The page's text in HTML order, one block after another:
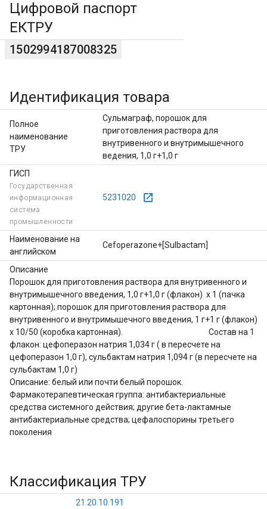
Цифровой паспорт
ЕКТРУ
1502994187008325
Идентификация товара
Полное
наименование
ТРУ
Сульмаграф, порошок для
приготовления раствора для
внутривенного и внутримышечного
ведения, 1,0 г+1,0 г
ГИСП
Государственная
информационная
система
промышленности
5231020
Наименование на
английском
Cefoperazone+[Sulbactam]
Описание
Порошок для приготовления раствора для внутривенного и
внутримышечного введения, 1,0 г+1,0 г (флакон)  х 1 (пачка
картонная); порошок для приготовления раствора для
внутривенного и внутримышечного введения, 1 г+1 г (флакон)
х 10/50 (коробка картонная).                                                Состав на 1
флакон: цефоперазон натрия 1,034 г ( в пересчете на
цефоперазон 1,0 г), сульбактам натрия 1,094 г (в пересчете на
сульбактам 1,0 г)
Описание: белый или почти белый порошок.
Фармакотерапевтическая группа: антибактериальные
средства системного действия; другие бета-лактамные
антибактериальные средства; цефалоспорины третьего
поколения
Классификация ТРУ
21.20.10.191